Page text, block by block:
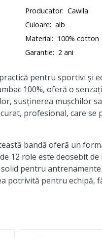
Producator: Cawila
Culoare: alb
Material: 100% cotton
Garantie: 2 ani
pentru sportivi și
100%, oferă o
susținerea mușchilor
profesional, care
bandă oferă un
12 role este deosebit
pentru
potrivită pentru echipă,